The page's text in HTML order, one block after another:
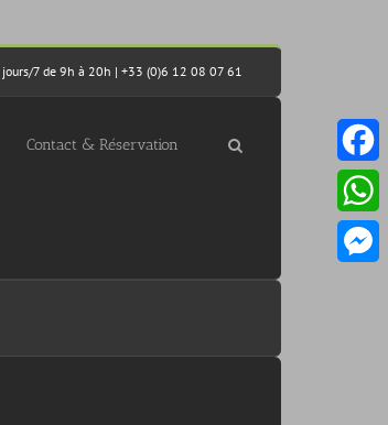
jours/7 de 9h à 20h | +33 (0)6 12 08 07 61
Contact & Réservation